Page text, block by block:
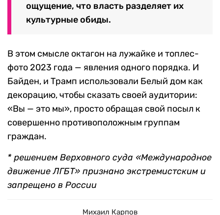
ощущение, что власть разделяет их
культурные обиды.
В этом смысле октагон на лужайке и топлес-
фото 2023 года — явления одного порядка. И
Байден, и Трамп использовали Белый дом как
декорацию, чтобы сказать своей аудитории:
«Вы — это мы», просто обращая свой посыл к
совершенно противоположным группам
граждан.
* решением Верховного суда «Международное
движение ЛГБТ» признано экстремистским и
запрещено в России
Михаил Карпов